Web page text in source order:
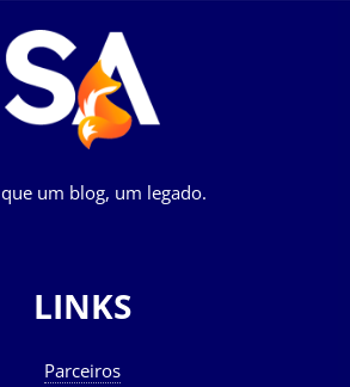
um blog, um legado.
LINKS
Parceiros